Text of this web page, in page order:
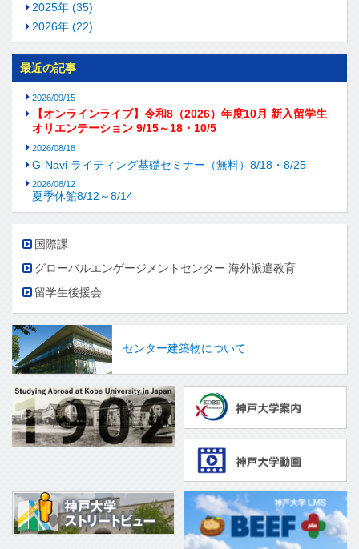
2025年 (35)
2026年 (22)
最近の記事
2026/09/15
【オンラインライブ】令和8（2026）年度10月 新入留学生
オリエンテーション 9/15～18・10/5
2026/08/18
G-Navi ライティング基礎セミナー（無料）8/18・8/25
2026/08/12
夏季休館8/12～8/14
国際課
グローバルエンゲージメントセンター 海外派遣教育
留学生後援会
センター建築物について